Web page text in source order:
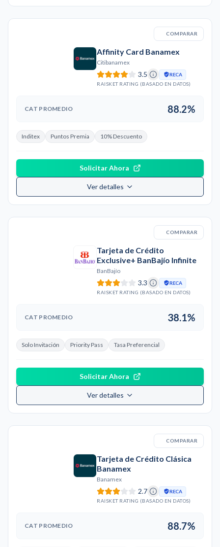
COMPARAR
Affinity Card Banamex
Citibanamex
3.5
RECA
RAISKET RATING (BASADO EN DATOS)
CAT PROMEDIO 88.2%
Inditex Puntos Premia 10% Descuento
Solicitar Ahora
Ver detalles
COMPARAR
Tarjeta de Crédito
Exclusive+ BanBajío Infinite
BanBajío
3.3
RECA
RAISKET RATING (BASADO EN DATOS)
CAT PROMEDIO 38.1%
Solo Invitación Priority Pass Tasa Preferencial
Solicitar Ahora
Ver detalles
COMPARAR
Tarjeta de Crédito Clásica
Banamex
Banamex
2.7
RECA
RAISKET RATING (BASADO EN DATOS)
CAT PROMEDIO 88.7%